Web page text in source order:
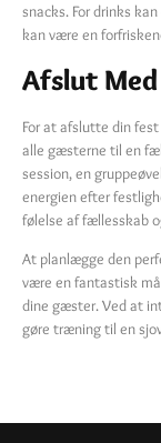
snacks. For drinks
kan være en
Afslut
For at afslutte din
alle gæsterne til en
session, en
energien efter
følelse af fællesskab
At planlægge den
være en fantastisk
dine gæster. Ved at
gøre træning til en